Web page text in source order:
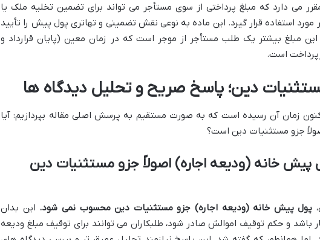
می دارد که مبلغ پرداختی از سوی مستأجر می تواند برای تضمین تخلیه ملک یا
استفاده قرار گیرد. این ماده به نوعی نقش تضمینی و تهاتری پول پیش را تأیید
این مبلغ بیشتر یک طلب مستأجر از موجر است که در زمان معین (پایان قرارداد و
است.
دین؛ پاسخ صریح و تحلیل دیدگاه ها
زمان آن رسیده است که به صورت مستقیم به پرسش اصلی مقاله بپردازیم: آیا
جزو مستثنیات دین است؟
پیش خانه (ودیعه اجاره) اصولاً جزو مستثنیات دین
پول پیش خانه (ودیعه اجاره) جزو مستثنیات دین محسوب نمی شود. این بدان
و حکم توقیف اموالش صادر شود، طلبکاران می توانند برای توقیف مبلغ ودیعه